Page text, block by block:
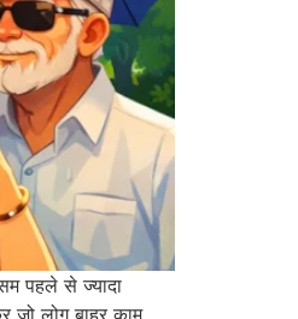
पहले से ज्यादा
लोग बाहर काम